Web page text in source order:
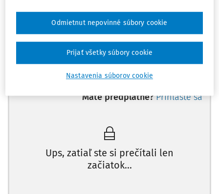
lepšom prípade), alebo sa jej nevenujú vôbec. V súčasnej
historickej vede a rovnako tak aj v právnej histórii je totiž,
a to nielen na Slovensku, rozšírenou praxou orientovať
Máte predplatné? Prihláste sa
Ups, zatiaľ ste si prečítali len
začiatok...
Nastavenia súborov cookie
Odmietnut nepovinné súbory cookie
Prijať všetky súbory cookie